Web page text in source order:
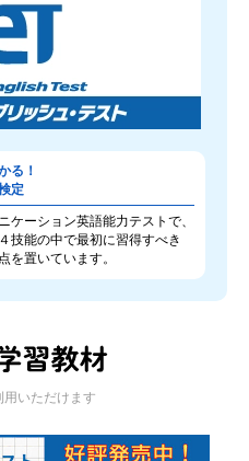
る！
定
ケーション英語能力テストで、
技能の中で最初に習得すべき
を置いています。
いただけます